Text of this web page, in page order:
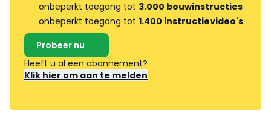
onbeperkt toegang tot 3.000 bouwinstructies
onbeperkt toegang tot 1.400 instructievideo's
Probeer nu
Heeft u al een abonnement?
Klik hier om aan te melden